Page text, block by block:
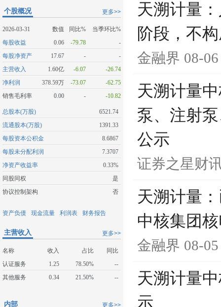
更多>>
个股概况
2026-03-31 数值 同比%
当季环比%
每股收益
0.06 -79.78
-
每股净资产
17.67 -
-
主营收入
1.60亿 -6.07
-26.74
净利润
378.59万 -73.07
-62.75
销售毛利率
0.00 - -10.82
总股本(万股)
6521.74
流通股本(万股)
1391.33
每股资本公积金
8.6867
每股未分配利润
7.3707
净资产收益率
0.33%
同股同权
是
协议控制架构
否
资产负债 现金流量 利润表 财务报告
更多>>
主营收入
名称 收入 占比
同比
认证服务
1.25 78.50%
--
其他服务
0.34 21.50% --
更多>>
内部
天溯计量
阶段，不
金融界 08-
天溯计量
泵、注射
公示
证券之星财
天溯计量
中核集团
金融界 08-
天溯计量
示